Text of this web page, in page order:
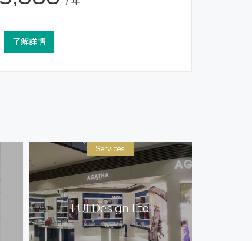
了解詳情
LUI Design Ltd
Services